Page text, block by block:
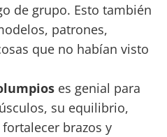
de grupo. Esto también
patrones,
que no habían visto
es genial para
su equilibrio,
brazos y